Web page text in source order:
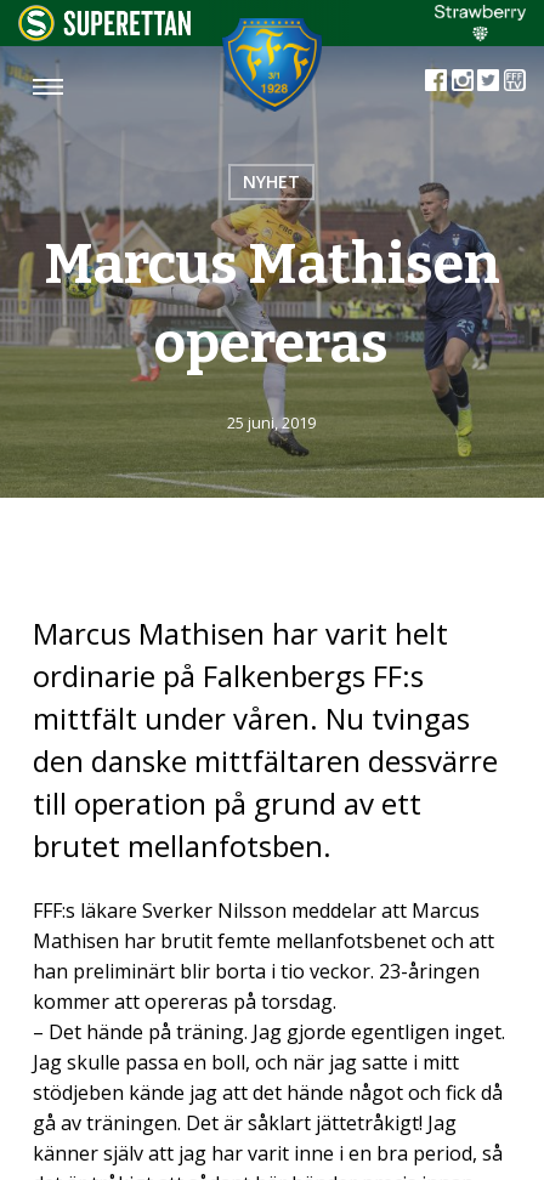
NYHET
Marcus Mathisen
opereras
25 juni, 2019
Marcus Mathisen har varit helt
ordinarie på Falkenbergs FF:s
mittfält under våren. Nu tvingas
den danske mittfältaren dessvärre
till operation på grund av ett
brutet mellanfotsben.
FFF:s läkare Sverker Nilsson meddelar att Marcus
Mathisen har brutit femte mellanfotsbenet och att
han preliminärt blir borta i tio veckor. 23-åringen
kommer att opereras på torsdag.
– Det hände på träning. Jag gjorde egentligen inget.
Jag skulle passa en boll, och när jag satte i mitt
stödjeben kände jag att det hände något och fick då
gå av träningen. Det är såklart jättetråkigt! Jag
känner själv att jag har varit inne i en bra period, så